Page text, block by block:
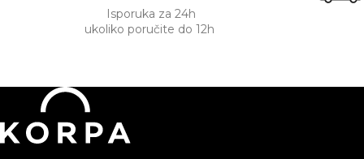
Isporuka za 24h
ukoliko poručite do 12h